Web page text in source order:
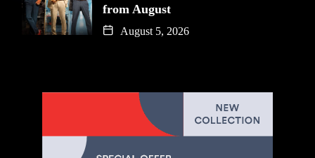
from August
August 5, 2026